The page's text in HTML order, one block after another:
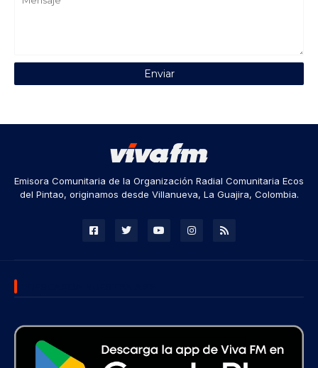
Emisora Comunitaria de la Organización Radial Comunitaria Ecos
del Pintao, originamos desde Villanueva, La Guajira, Colombia.